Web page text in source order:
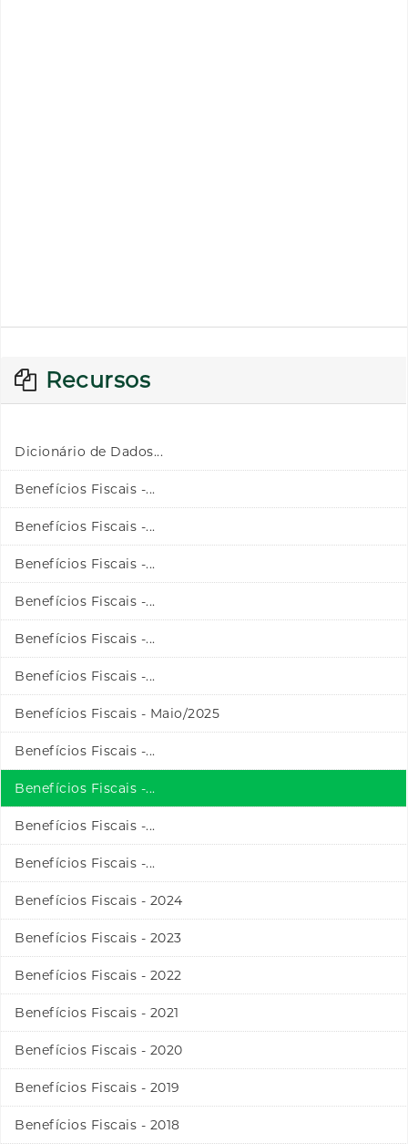
Recursos
Dicionário de Dados...
Benefícios Fiscais -...
Benefícios Fiscais -...
Benefícios Fiscais -...
Benefícios Fiscais -...
Benefícios Fiscais -...
Benefícios Fiscais -...
Benefícios Fiscais - Maio/2025
Benefícios Fiscais -...
Benefícios Fiscais -...
Benefícios Fiscais -...
Benefícios Fiscais -...
Benefícios Fiscais - 2024
Benefícios Fiscais - 2023
Benefícios Fiscais - 2022
Benefícios Fiscais - 2021
Benefícios Fiscais - 2020
Benefícios Fiscais - 2019
Benefícios Fiscais - 2018